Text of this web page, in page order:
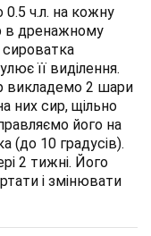
0.5 ч.л. на кожну
в дренажному
сироватка
її виділення.
викладемо 2 шари
них сир, щільно
його на
(до 10 градусів).
2 тижні. Його
і змінювати